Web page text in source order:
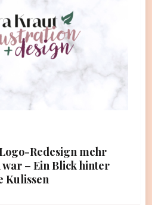
Redesign mehr
– Ein Blick hinter
Kulissen